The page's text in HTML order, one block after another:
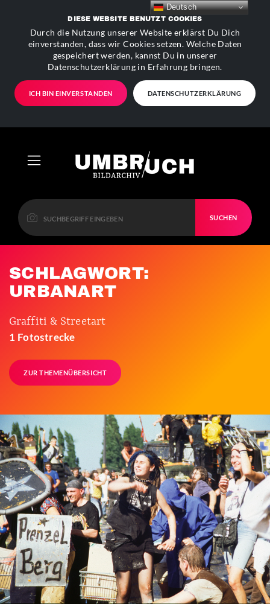
DIESE WEBSITE BENUTZT COOKIES
Durch die Nutzung unserer Website erklärst Du Dich
einverstanden, dass wir Cookies setzen. Welche Daten
gespeichert werden, kannst Du in unserer
Datenschutzerklärung in Erfahrung bringen.
ICH BIN EINVERSTANDEN DATENSCHUTZERKLÄRUNG
SUCHEN
SCHLAGWORT:
URBANART
Graffiti & Streetart
1 Fotostrecke
ZUR THEMENÜBERSICHT
Deutsch